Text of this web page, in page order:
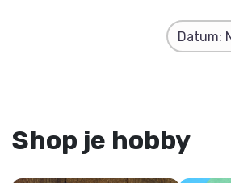
Product
Sort
Shop je hobby